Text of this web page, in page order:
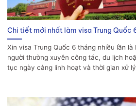
Chi tiết mới nhất làm visa Trung Quốc
Xin visa Trung Quốc 6 tháng nhiều lần
người thường xuyên công tác, du lịch
tục ngày càng linh hoạt và thời gian xử